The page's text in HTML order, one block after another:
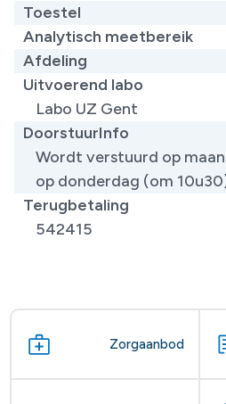
Toestel
Analytisch meetbereik
Afdeling
Uitvoerend labo
Labo UZ Gent
DoorstuurInfo
Wordt verstuurd op
op donderdag (om
Terugbetaling
542415
Zorgaanbod